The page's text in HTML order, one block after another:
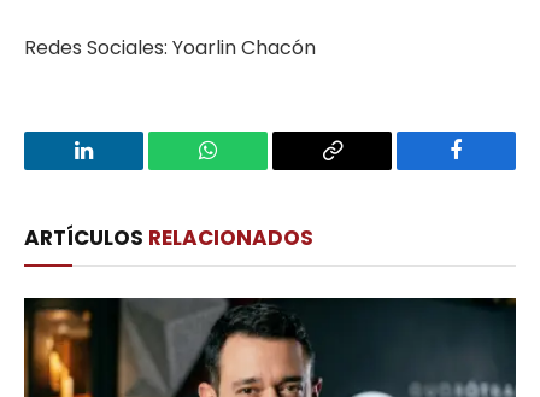
Redes Sociales: Yoarlin Chacón
LinkedIn WhatsApp
Copy
Facebook
ARTÍCULOS RELACIONADOS